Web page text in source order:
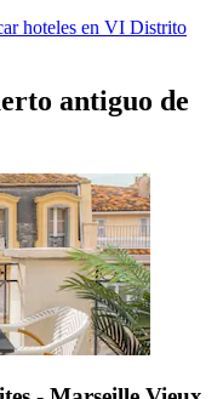
hoteles en VI Distrito
antiguo de